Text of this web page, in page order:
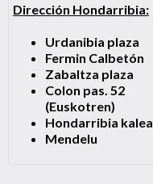
Dirección Hondarribia:
Urdanibia plaza
Fermin Calbetón
Zabaltza plaza
Colon pas. 52
(Euskotren)
Hondarribia kalea
Mendelu